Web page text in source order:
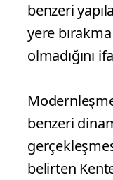
benzeri
yere
olmadığını
benzeri
belirten